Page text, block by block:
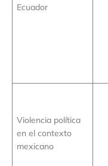
Ecuador
Violencia política
en el contexto
mexicano